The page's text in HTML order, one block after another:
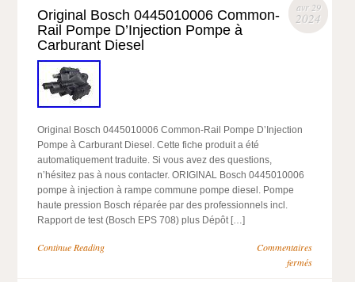
avr 29
2024
Original Bosch 0445010006 Common-
Rail Pompe D’Injection Pompe à
Carburant Diesel
Original Bosch 0445010006 Common-Rail Pompe D’Injection
Pompe à Carburant Diesel. Cette fiche produit a été
automatiquement traduite. Si vous avez des questions,
n’hésitez pas à nous contacter. ORIGINAL Bosch 0445010006
pompe à injection à rampe commune pompe diesel. Pompe
haute pression Bosch réparée par des professionnels incl.
Rapport de test (Bosch EPS 708) plus Dépôt […]
Continue Reading
Commentaires
fermés